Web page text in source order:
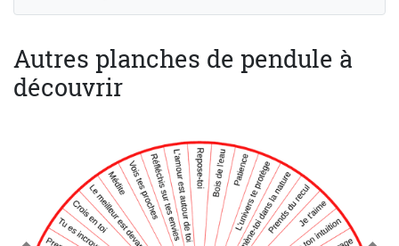
Autres planches de pendule à
découvrir